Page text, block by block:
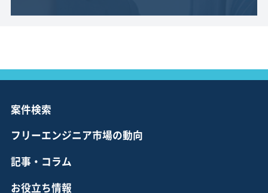
案件検索
フリーエンジニア市場の動向
記事・コラム
お役立ち情報